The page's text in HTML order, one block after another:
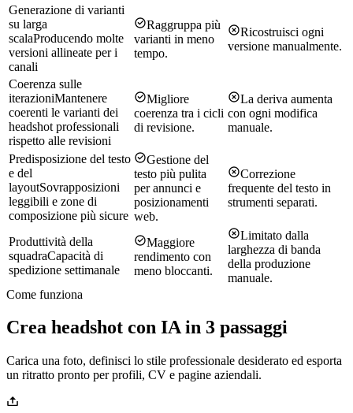
Generazione di varianti
su larga
scalaProducendo molte
versioni allineate per i
canali
Raggruppa più
varianti in meno
tempo.
Ricostruisci ogni
versione manualmente.
Coerenza sulle
iterazioniMantenere
coerenti le varianti dei
headshot professionali
rispetto alle revisioni
Migliore
coerenza tra i cicli
di revisione.
La deriva aumenta
con ogni modifica
manuale.
Predisposizione del testo
e del
layoutSovrapposizioni
leggibili e zone di
composizione più sicure
Gestione del
testo più pulita
per annunci e
posizionamenti
web.
Correzione
frequente del testo in
strumenti separati.
Produttività della
squadraCapacità di
spedizione settimanale
Maggiore
rendimento con
meno bloccanti.
Limitato dalla
larghezza di banda
della produzione
manuale.
Come funziona
Crea headshot con IA in 3 passaggi
Carica una foto, definisci lo stile professionale desiderato ed esporta
un ritratto pronto per profili, CV e pagine aziendali.